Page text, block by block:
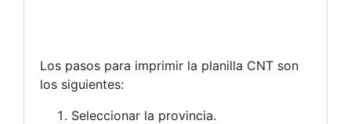
Los pasos para imprimir la planilla CNT son
los siguientes:
Seleccionar la provincia.